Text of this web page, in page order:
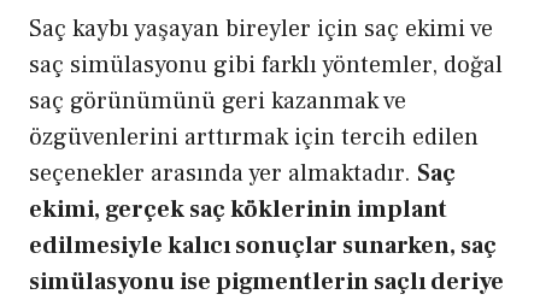
Saç kaybı yaşayan bireyler için saç ekimi ve
saç simülasyonu gibi farklı yöntemler, doğal
saç görünümünü geri kazanmak ve
özgüvenlerini arttırmak için tercih edilen
seçenekler arasında yer almaktadır. Saç
ekimi, gerçek saç köklerinin implant
edilmesiyle kalıcı sonuçlar sunarken, saç
simülasyonu ise pigmentlerin saçlı deriye